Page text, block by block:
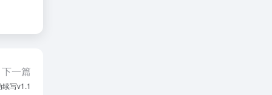
下一篇
写v1.1